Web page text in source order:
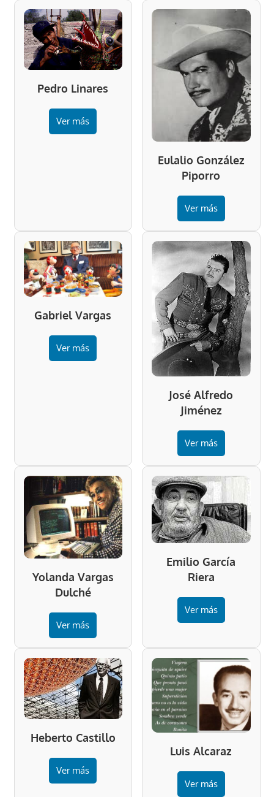
Pedro Linares
Ver más
Eulalio González
Piporro
Ver más
Gabriel Vargas
Ver más
José Alfredo
Jiménez
Ver más
Yolanda Vargas
Dulché
Ver más
Emilio García
Riera
Ver más
Heberto Castillo
Ver más
Luis Alcaraz
Ver más